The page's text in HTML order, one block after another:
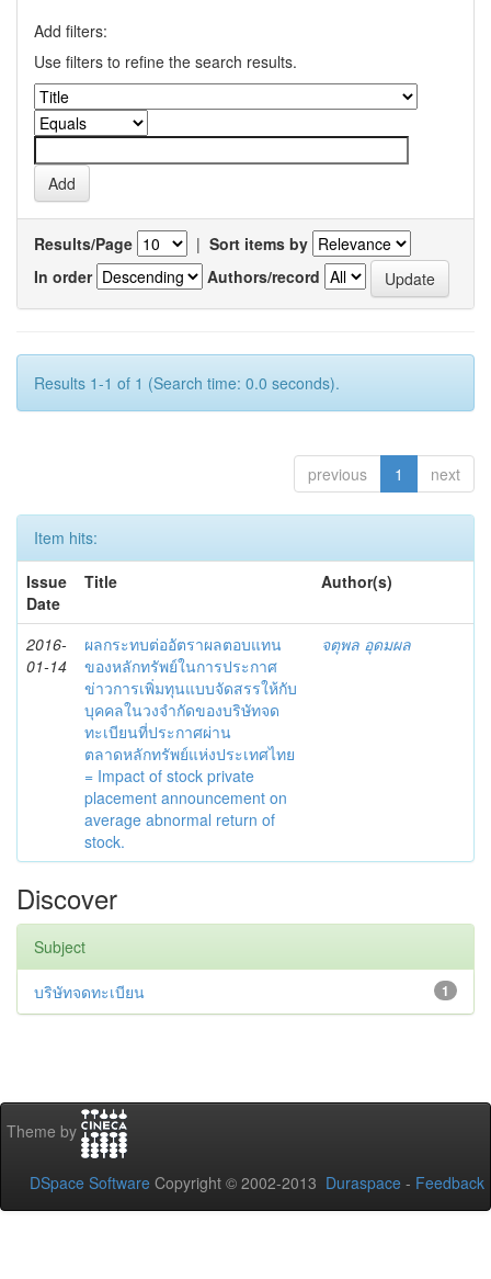
Add filters:
Use filters to refine the search results.
Results/Page | Sort items by
In order
Authors/record
Results 1-1 of 1 (Search time: 0.0 seconds).
previous 1 next
Item hits:
Issue
Date
Title Author(s)
2016-
01-14
ผลกระทบต่ออัตราผลตอบแทน
ของหลักทรัพย์ในการประกาศ
ข่าวการเพิ่มทุนแบบจัดสรรให้กับ
บุคคลในวงจำกัดของบริษัทจด
ทะเบียนที่ประกาศผ่าน
ตลาดหลักทรัพย์แห่งประเทศไทย
= Impact of stock private
placement announcement on
average abnormal return of
stock.
จตุพล อุดมผล
Discover
Subject
1
บริษัทจดทะเบียน
Theme by
DSpace Software Copyright © 2002-2013 Duraspace - Feedback